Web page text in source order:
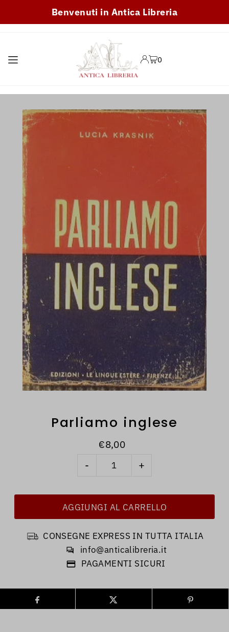
TRANSLATION MISSING:
Benvenuti in Antica Libreria
0
Parliamo inglese
€8,00
- +
CONSEGNE EXPRESS IN TUTTA ITALIA
info@anticalibreria.it
PAGAMENTI SICURI